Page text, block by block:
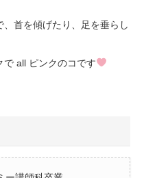
首を傾げたり、足を垂らし
all ピンクのコです